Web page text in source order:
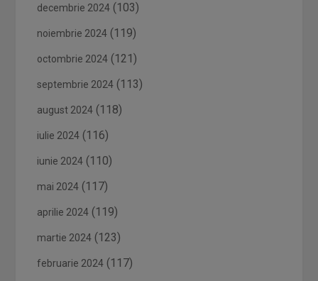
decembrie 2024 (103)
noiembrie 2024 (119)
octombrie 2024 (121)
septembrie 2024 (113)
august 2024 (118)
iulie 2024 (116)
iunie 2024 (110)
mai 2024 (117)
aprilie 2024 (119)
martie 2024 (123)
februarie 2024 (117)